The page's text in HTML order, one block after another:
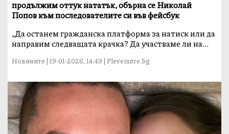
продължим оттук нататък, обърна се Николай
Попов към последователите си във фейсбук
„Да останем гражданска платформа за натиск или да
направим следващата крачка? Да участваме ли на...
Новините | 19-01-2026, 14:49 | Plevenutre.bg